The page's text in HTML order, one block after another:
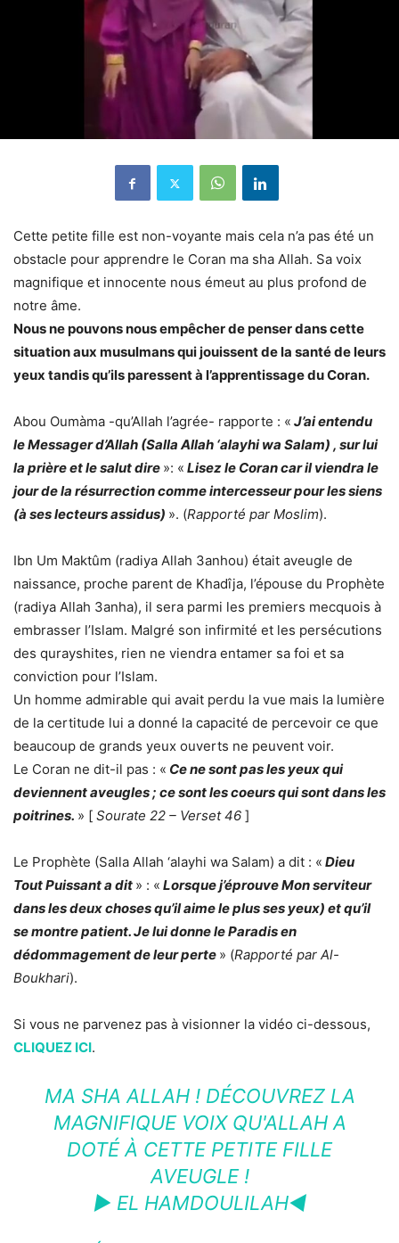
Cette petite fille est non-voyante mais cela n’a pas été un
obstacle pour apprendre le Coran ma sha Allah. Sa voix
magnifique et innocente nous émeut au plus profond de
notre âme.
Nous ne pouvons nous empêcher de penser dans cette
situation aux musulmans qui jouissent de la santé de leurs
yeux tandis qu’ils paressent à l’apprentissage du Coran.
Abou Oumàma -qu’Allah l’agrée- rapporte : « J’ai entendu
le Messager d’Allah (Salla Allah ‘alayhi wa Salam) , sur lui
la prière et le salut dire »: « Lisez le Coran car il viendra le
jour de la résurrection comme intercesseur pour les siens
(à ses lecteurs assidus) ». (Rapporté par Moslim).
Ibn Um Maktûm (radiya Allah 3anhou) était aveugle de
naissance, proche parent de Khadîja, l’épouse du Prophète
(radiya Allah 3anha), il sera parmi les premiers mecquois à
embrasser l’Islam. Malgré son infirmité et les persécutions
des qurayshites, rien ne viendra entamer sa foi et sa
conviction pour l’Islam.
Un homme admirable qui avait perdu la vue mais la lumière
de la certitude lui a donné la capacité de percevoir ce que
beaucoup de grands yeux ouverts ne peuvent voir.
Le Coran ne dit-il pas : « Ce ne sont pas les yeux qui
deviennent aveugles ; ce sont les coeurs qui sont dans les
poitrines. » [ Sourate 22 – Verset 46 ]
Le Prophète (Salla Allah ‘alayhi wa Salam) a dit : « Dieu
Tout Puissant a dit » : « Lorsque j’éprouve Mon serviteur
dans les deux choses qu’il aime le plus ses yeux) et qu’il
se montre patient. Je lui donne le Paradis en
dédommagement de leur perte » (Rapporté par Al-
Boukhari).
Si vous ne parvenez pas à visionner la vidéo ci-dessous,
CLIQUEZ ICI.
MA SHA ALLAH ! DÉCOUVREZ LA
MAGNIFIQUE VOIX QU'ALLAH A
DOTÉ À CETTE PETITE FILLE
AVEUGLE !
► EL HAMDOULILAH◄